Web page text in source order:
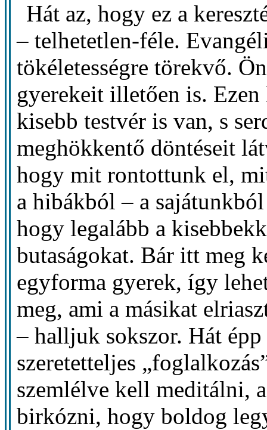
Hát az, hogy ez a
– telhetetlen-féle.
tökéletességre törekvő.
gyerekeit illetően is.
kisebb testvér is van, s
meghökkentő döntéseit
hogy mit rontottunk el,
a hibákból – a
hogy legalább a
butaságokat. Bár itt meg
egyforma gyerek, így
meg, ami a másikat
– halljuk sokszor. Hát
szeretetteljes
szemlélve kell meditálni,
birkózni, hogy boldog